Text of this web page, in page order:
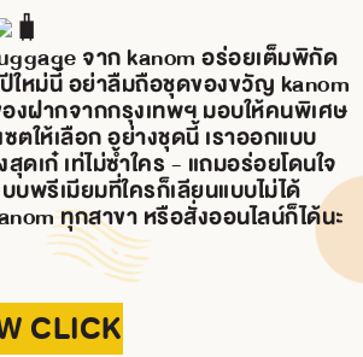
จาก kanom อร่อยเต็มพิกัด
ใหม่นี้ อย่าลืมถือชุดของขวัญ kanom
งฝากจากกรุงเทพฯ มอบให้คนพิเศษ
ตให้เลือก อย่างชุดนี้ เราออกแบบ
สุดเก๋ เท่ไม่ซ้ำใคร - แถมอร่อยโดนใจ
พรีเมียมที่ใครก็เลียนแบบไม่ได้
ทุกสาขา หรือสั่งออนไลน์ก็ได้นะ
CLICK